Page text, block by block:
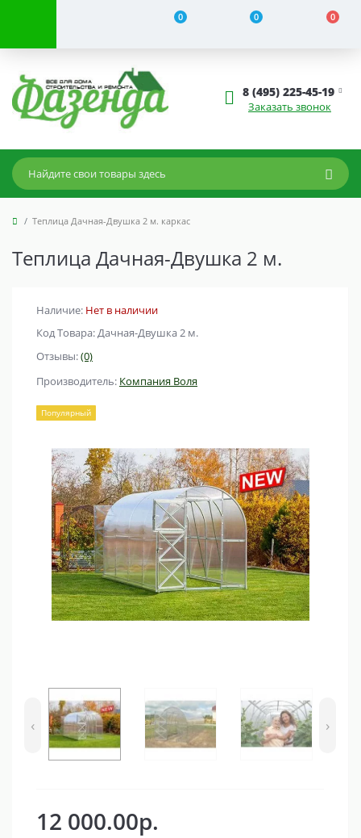
0 0 0
8 (495) 225-45-19
Заказать звонок
Теплица Дачная-Двушка 2 м. каркас
Теплица Дачная-Двушка 2 м.
Наличие: Нет в наличии
Код Товара: Дачная-Двушка 2 м.
Отзывы:(0)
Производитель: Компания Воля
Популярный
‹ ›
12 000.00р.